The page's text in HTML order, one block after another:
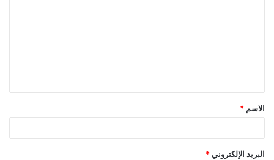
ق
*
الاسم *
البريد الإلكتروني *